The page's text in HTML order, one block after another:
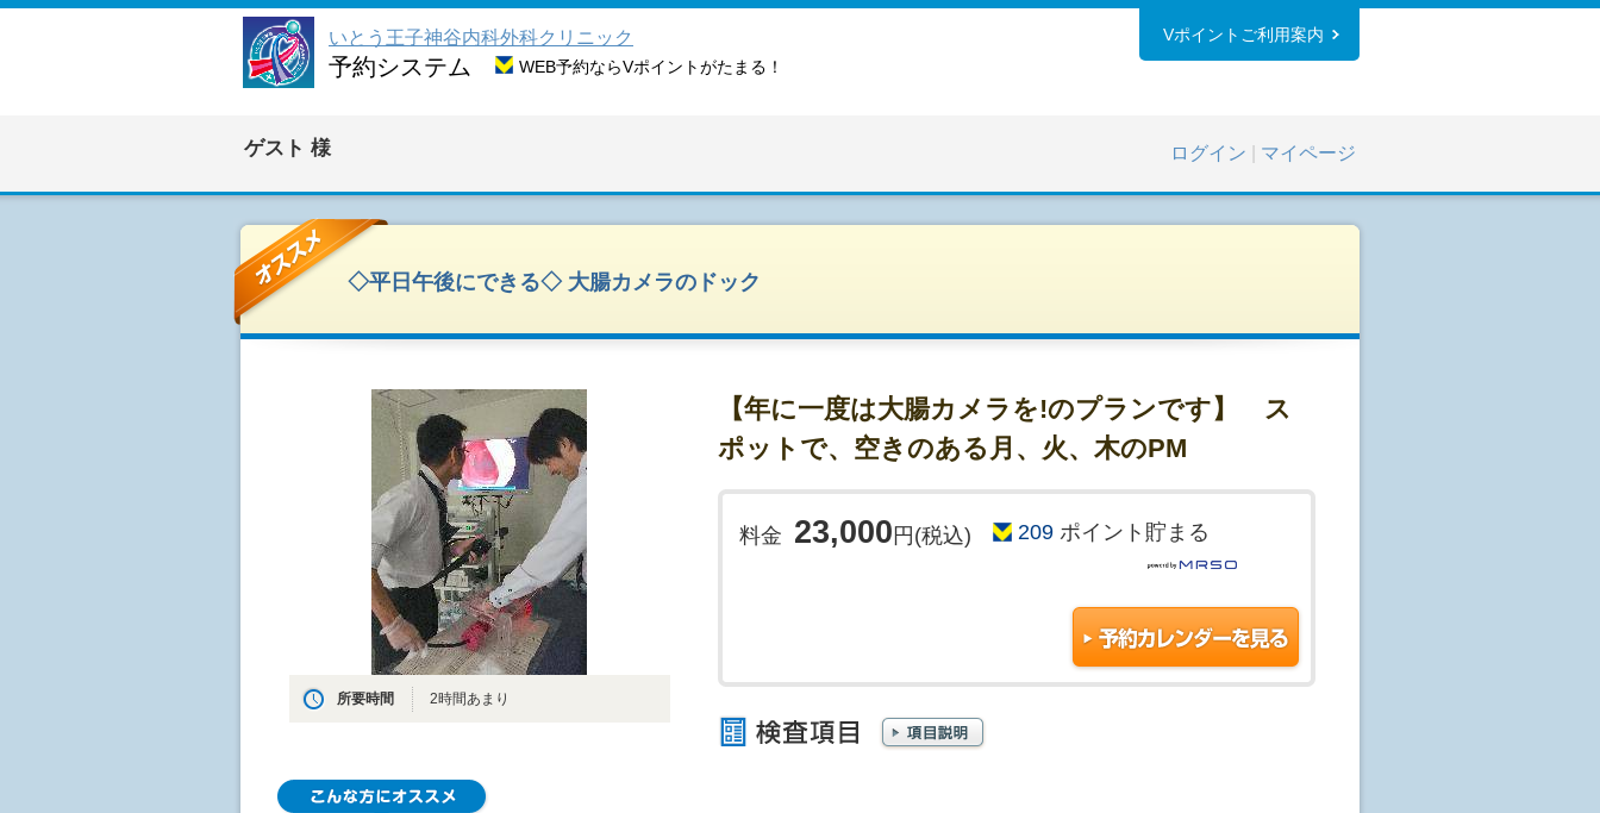
いとう王子神谷内科外科クリニック
予約システム WEB予約ならVポイントがたまる！
Vポイントご利用案内
ゲスト 様 ログイン マイページ
◇平日午後にできる◇ 大腸カメラのドック
所要時間 2時間あまり
【年に一度は大腸カメラを!のプランです】 ス
ポットで、空きのある月、火、木のPM
料金 23,000円(税込) 209 ポイント貯まる